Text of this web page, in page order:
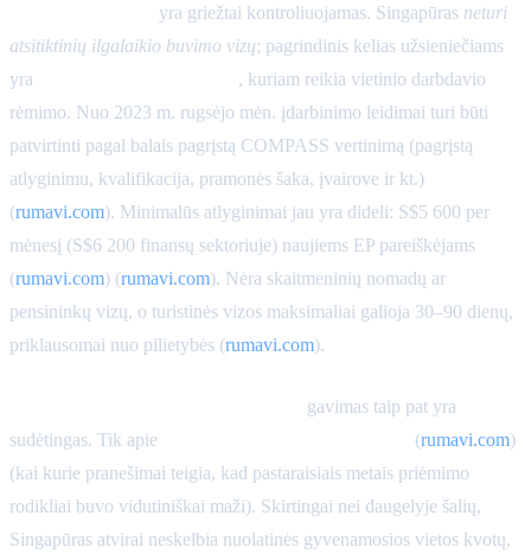
yra griežtai kontroliuojamas. Singapūras neturi
atsitiktinių ilgalaikio buvimo vizų; pagrindinis kelias užsieniečiams
yra
, kuriam reikia vietinio darbdavio
rėmimo. Nuo 2023 m. rugsėjo mėn. įdarbinimo leidimai turi būti
patvirtinti pagal balais pagrįstą COMPASS vertinimą (pagrįstą
atlyginimu, kvalifikacija, pramonės šaka, įvairove ir kt.)
(rumavi.com). Minimalūs atlyginimai jau yra dideli: S$5 600 per
mėnesį (S$6 200 finansų sektoriuje) naujiems EP pareiškėjams
(rumavi.com) (rumavi.com). Nėra skaitmeninių nomadų ar
pensininkų vizų, o turistinės vizos maksimaliai galioja 30–90 dienų,
priklausomai nuo pilietybės (rumavi.com).
gavimas taip pat yra
sudėtingas. Tik apie
(rumavi.com)
(kai kurie pranešimai teigia, kad pastaraisiais metais priėmimo
rodikliai buvo vidutiniškai maži). Skirtingai nei daugelyje šalių,
Singapūras atvirai neskelbia nuolatinės gyvenamosios vietos kvotų,